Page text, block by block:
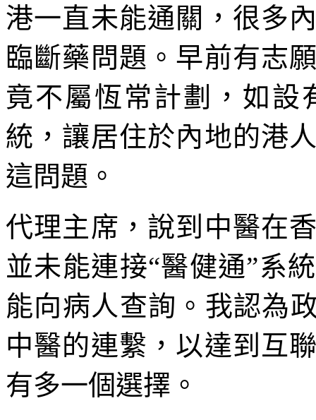
港一直未能通關，很多
臨斷藥問題。早前有志
竟不屬恆常計劃，如設
統，讓居住於內地的港
這問題。
代理主席，說到中醫在
並未能連接“醫健通”系
能向病人查詢。我認為
中醫的連繫，以達到互
有多一個選擇。